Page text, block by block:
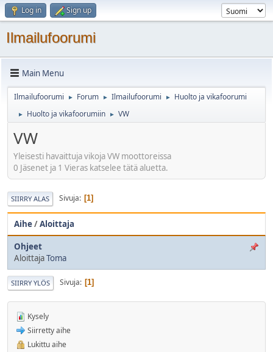
Log in Sign up
Ilmailufoorumi
Main Menu
Ilmailufoorumi ► Forum ► Ilmailufoorumi ► Huolto ja vikafoorumi
► Huolto ja vikafoorumiin ► VW
VW
Yleisesti havaittuja vikoja VW moottoreissa
0 Jäsenet ja 1 Vieras katselee tätä aluetta.
SIIRRY ALAS Sivuja 1
Aihe/Aloittaja
Ohjeet
AloittajaToma
SIIRRY YLÖS Sivuja 1
Kysely
Siirretty aihe
Lukittu aihe